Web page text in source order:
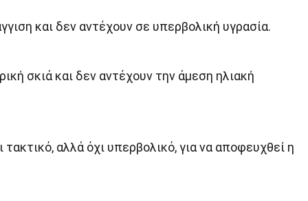
και δεν αντέχουν σε υπερβολική υγρασία.
σκιά και δεν αντέχουν την άμεση ηλιακή
τακτικό, αλλά όχι υπερβολικό, για να αποφευχθεί η